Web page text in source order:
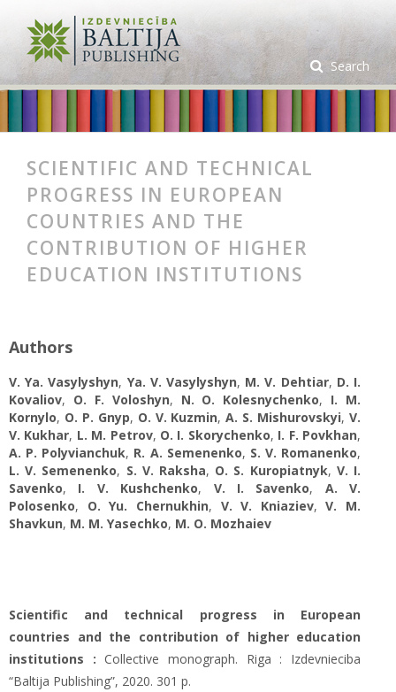
Search
SCIENTIFIC AND TECHNICAL
PROGRESS IN EUROPEAN
COUNTRIES AND THE
CONTRIBUTION OF HIGHER
EDUCATION INSTITUTIONS
Authors
V. Ya. Vasylyshyn, Ya. V. Vasylyshyn, M. V. Dehtiar, D. I.
Kovaliov, O. F. Voloshyn, N. O. Kolesnychenko, I. М.
Kornylo, O. Р. Gnyp, O. V. Kuzmin,A. S. Mishurovskyi,V.
V. Kukhar, L. M. Petrov, O. I. Skorychenko, I. F. Povkhan,
A. P. Polyvianchuk, R. A. Semenenko, S. V. Romanenko,
L. V. Semenenko, S. V. Raksha, O. S. Kuropiatnyk, V. I.
Savenko, I. V. Kushchenko, V. I. Savenko, A. V.
Polosenko, O. Yu. Chernukhin, V. V. Kniaziev,V. М.
Shavkun, M. M. Yasechko, M. О. Mozhaiev
Scientific and technical progress in European
countries and the contribution of higher education
institutions : Collective monograph. Riga : Izdevnieciba
“Baltija Publishing”, 2020. 301 p.